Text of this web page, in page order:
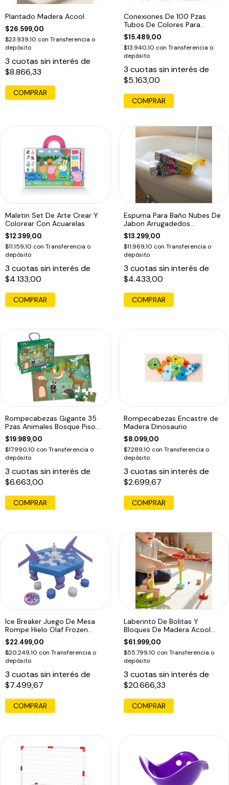
Plantado Madera Acool
$26.599,00
$23.939,10 con Transferencia o
depósito
3 cuotas sin interés de
$8.866,33
COMPRAR
Conexiones De 100 Pzas
Tubos De Colores Para
Construir
$15.489,00
$13.940,10 con Transferencia o
depósito
3 cuotas sin interés de
$5.163,00
COMPRAR
Maletin Set De Arte Crear Y
Colorear Con Acuarelas
$12.399,00
$11.159,10 con Transferencia o
depósito
3 cuotas sin interés de
$4.133,00
COMPRAR
Espuma Para Baño Nubes De
Jabon Arrugadedos
Educando Unico
$13.299,00
$11.969,10 con Transferencia o
depósito
3 cuotas sin interés de
$4.433,00
Rompecabezas Gigante 35
Pzas Animales Bosque Piso
Puzzle Edu
$19.989,00
$17.990,10 con Transferencia o
depósito
3 cuotas sin interés de
$6.663,00
Rompecabezas Encastre de
Madera Dinosaurio
$8.099,00
$7.289,10 con Transferencia o
depósito
3 cuotas sin interés de
$2.699,67
Ice Breaker Juego De Mesa
Rompe Hielo Olaf Frozen
Disney
$22.499,00
$20.249,10 con Transferencia o
depósito
3 cuotas sin interés de
$7.499,67
Laberinto De Bolitas Y
Bloques De Madera Acool
Para Niños Multicolor
$61.999,00
$55.799,10 con Transferencia o
depósito
3 cuotas sin interés de
$20.666,33
COMPRAR